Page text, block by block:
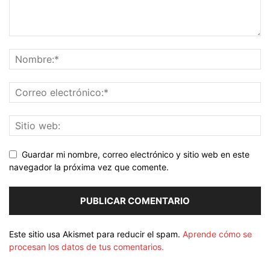
Guardar mi nombre, correo electrónico y sitio web en este
navegador la próxima vez que comente.
Este sitio usa Akismet para reducir el spam. Aprende cómo se
procesan los datos de tus comentarios.